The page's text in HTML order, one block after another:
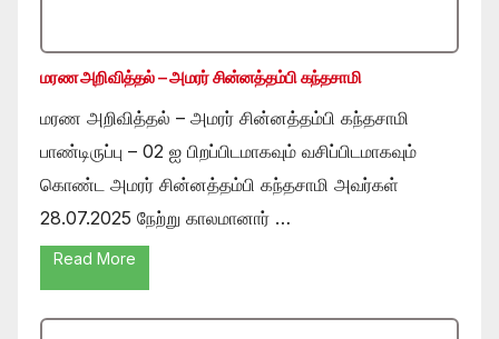
மரண அறிவித்தல் – அமரர் சின்னத்தம்பி கந்தசாமி
மரண அறிவித்தல் – அமரர் சின்னத்தம்பி கந்தசாமி
பாண்டிருப்பு – 02 ஐ பிறப்பிடமாகவும் வசிப்பிடமாகவும்
கொண்ட அமரர் சின்னத்தம்பி கந்தசாமி அவர்கள்
28.07.2025 நேற்று காலமானார் …
Read More